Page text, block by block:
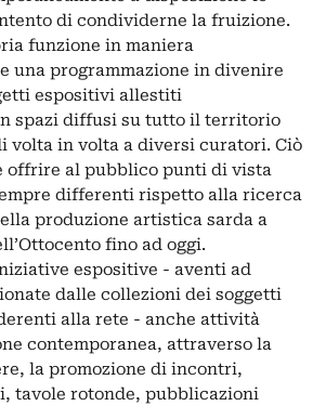
di condividerne la fruizione.
funzione in maniera
una programmazione in divenire
espositivi allestiti
spazi diffusi su tutto il territorio
volta in volta a diversi curatori. Ciò
offrire al pubblico punti di vista
differenti rispetto alla ricerca
produzione artistica sarda a
fino ad oggi.
espositive - aventi ad
dalle collezioni dei soggetti
alla rete - anche attività
contemporanea, attraverso la
la promozione di incontri,
tavole rotonde, pubblicazioni